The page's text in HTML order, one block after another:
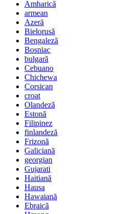
Amharică
armean
Azeră
Bielorusă
Bengaleză
Bosniac
bulgară
Cebuano
Chichewa
Corsican
croat
Olandeză
Estonă
Filipinez
finlandeză
Frizonă
Galiciană
georgian
Gujarati
Haitiană
Hausa
Hawaiană
Ebraică